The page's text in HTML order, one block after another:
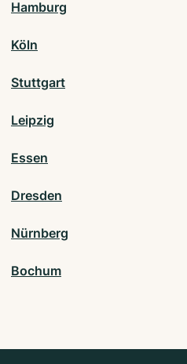
Hamburg
Köln
Stuttgart
Leipzig
Essen
Dresden
Nürnberg
Bochum